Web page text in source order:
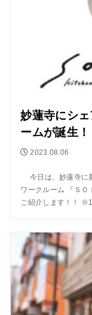
妙蓮寺にシ
ームが誕生！
2023.08.06
今日は、妙蓮寺に
ワークルーム 『Ｓ
ご紹介します！！